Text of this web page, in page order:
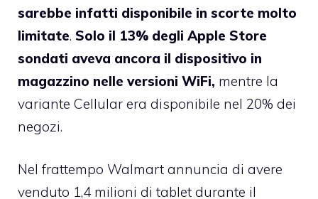
sarebbe infatti disponibile in scorte molto
limitate. Solo il 13% degli Apple Store
sondati aveva ancora il dispositivo in
magazzino nelle versioni WiFi, mentre la
variante Cellular era disponibile nel 20% dei
negozi.
Nel frattempo Walmart annuncia di avere
venduto 1,4 milioni di tablet durante il